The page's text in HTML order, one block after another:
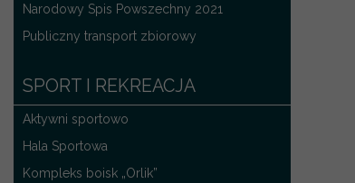
Narodowy Spis Powszechny 2021
Publiczny transport zbiorowy
SPORT I REKREACJA
Aktywni sportowo
Hala Sportowa
Kompleks boisk „Orlik”